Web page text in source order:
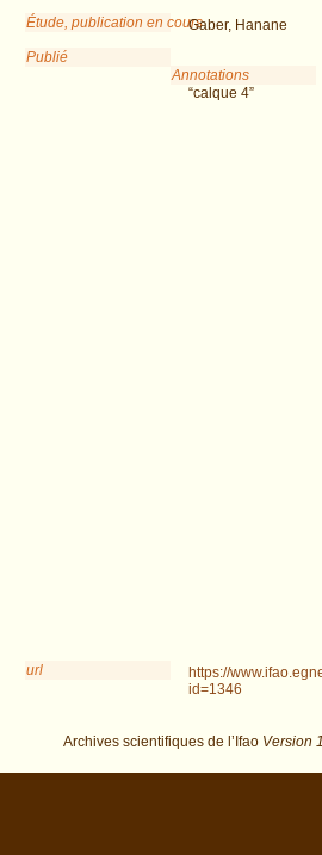
Étude, publication en coursGaber, Hanane
Publié
Annotations
“calque 4”
url
https://
id=1346
Archives scientifiques de l’Ifao Version 1,